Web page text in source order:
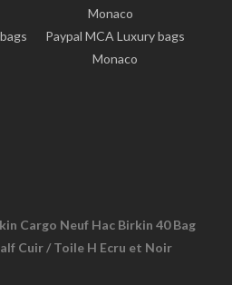
Paypal MCA Luxury bags
Monaco
Cargo Neuf Hac Birkin 40 Bag
Cuir / Toile H Ecru et Noir